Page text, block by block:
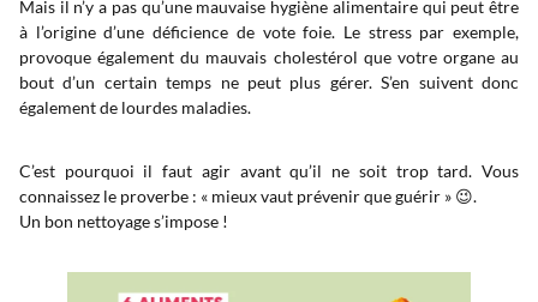
Mais il n’y a pas qu’une mauvaise hygiène alimentaire qui peut être
à l’origine d’une déficience de vote foie. Le stress par exemple,
provoque également du mauvais cholestérol que votre organe au
bout d’un certain temps ne peut plus gérer. S’en suivent donc
également de lourdes maladies.
C’est pourquoi il faut agir avant qu’il ne soit trop tard. Vous
connaissez le proverbe : « mieux vaut prévenir que guérir » 😉.
Un bon nettoyage s’impose !